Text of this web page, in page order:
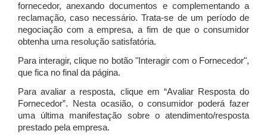
fornecedor, anexando documentos e complementando a
reclamação, caso necessário.Trata-se de um período de
negociação com a empresa, a fim de que o consumidor
obtenha uma resolução satisfatória.
Para interagir, clique no botão "Interagir com o Fornecedor",
que fica no final da página.
Para avaliar a resposta, clique em “Avaliar Resposta do
Fornecedor”. Nesta ocasião, o consumidor poderá fazer
uma última manifestação sobre o atendimento/resposta
prestado pela empresa.